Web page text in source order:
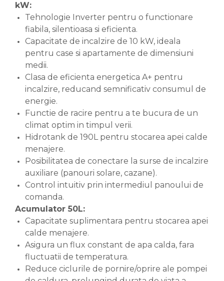
kW:
Tehnologie Inverter pentru o functionare
fiabila, silentioasa si eficienta.
Capacitate de incalzire de 10 kW, ideala
pentru case si apartamente de dimensiuni
medii.
Clasa de eficienta energetica A+ pentru
incalzire, reducand semnificativ consumul de
energie.
Functie de racire pentru a te bucura de un
climat optim in timpul verii.
Hidrotank de 190L pentru stocarea apei calde
menajere.
Posibilitatea de conectare la surse de incalzire
auxiliare (panouri solare, cazane).
Control intuitiv prin intermediul panoului de
comanda.
Acumulator 50L:
Capacitate suplimentara pentru stocarea apei
calde menajere.
Asigura un flux constant de apa calda, fara
fluctuatii de temperatura.
Reduce ciclurile de pornire/oprire ale pompei